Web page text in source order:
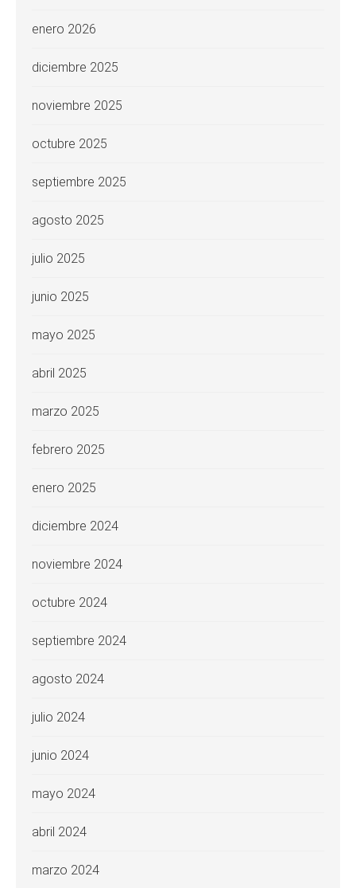
enero 2026
diciembre 2025
noviembre 2025
octubre 2025
septiembre 2025
agosto 2025
julio 2025
junio 2025
mayo 2025
abril 2025
marzo 2025
febrero 2025
enero 2025
diciembre 2024
noviembre 2024
octubre 2024
septiembre 2024
agosto 2024
julio 2024
junio 2024
mayo 2024
abril 2024
marzo 2024